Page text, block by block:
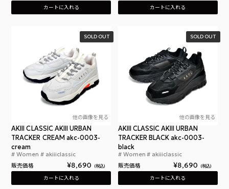
カートに入れる カートに入れる
他の画像を見る
アキクラシック アーバントラッカー レディース
AKIII CLASSIC AKIII URBAN
TRACKER CREAM akc-0003-
cream
Women akiiiclassic
販売価格 ¥8,690 税込
SOLD OUT
カートに入れる
他の画像を見る
AKIII CLASSIC AKIII URBAN
TRACKER BLACK akc-0003-
black
Women akiiiclassic
販売価格 ¥8,690 税込
SOLD OUT
カートに入れる